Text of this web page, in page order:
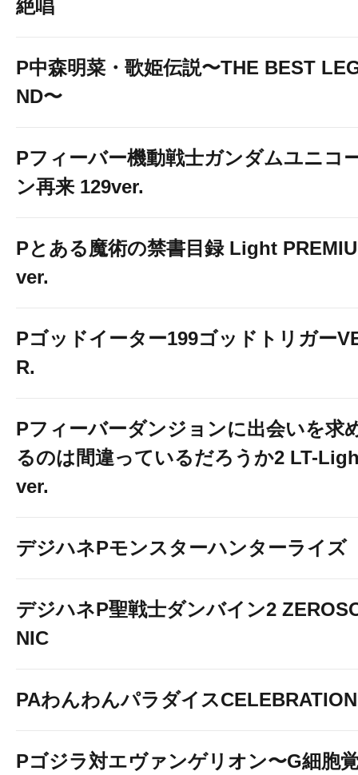
絶唱
P中森明菜・歌姫伝説〜THE BEST
ND〜
Pフィーバー機動戦士ガンダムユニコ
ン再来 129ver.
Pとある魔術の禁書目録 Light
ver.
Pゴッドイーター199ゴッドトリガー
R.
Pフィーバーダンジョンに出会いを求
るのは間違っているだろうか2 LT-
ver.
デジハネPモンスターハンターライズ
デジハネP聖戦士ダンバイン2
NIC
PAわんわんパラダイスCELEBRATION
Pゴジラ対エヴァンゲリオン〜G細胞